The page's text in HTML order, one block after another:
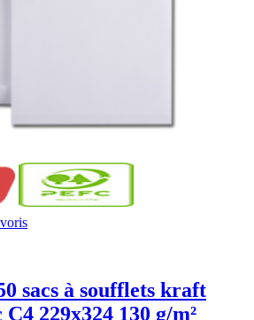
sacs à soufflets kraft
229x324 130 g/m²